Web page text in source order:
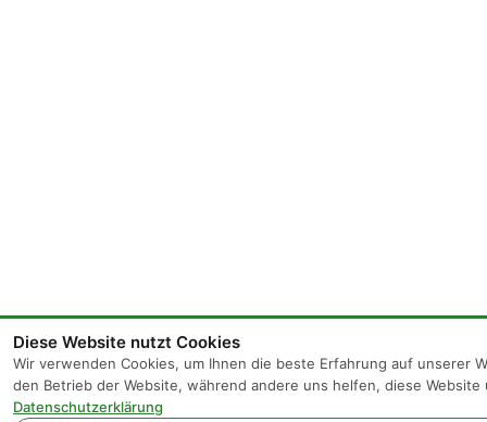
Diese Website nutzt Cookies
Wir verwenden Cookies, um Ihnen die beste Erfahrung auf unserer
den Betrieb der Website, während andere uns helfen, diese
Datenschutzerklärung